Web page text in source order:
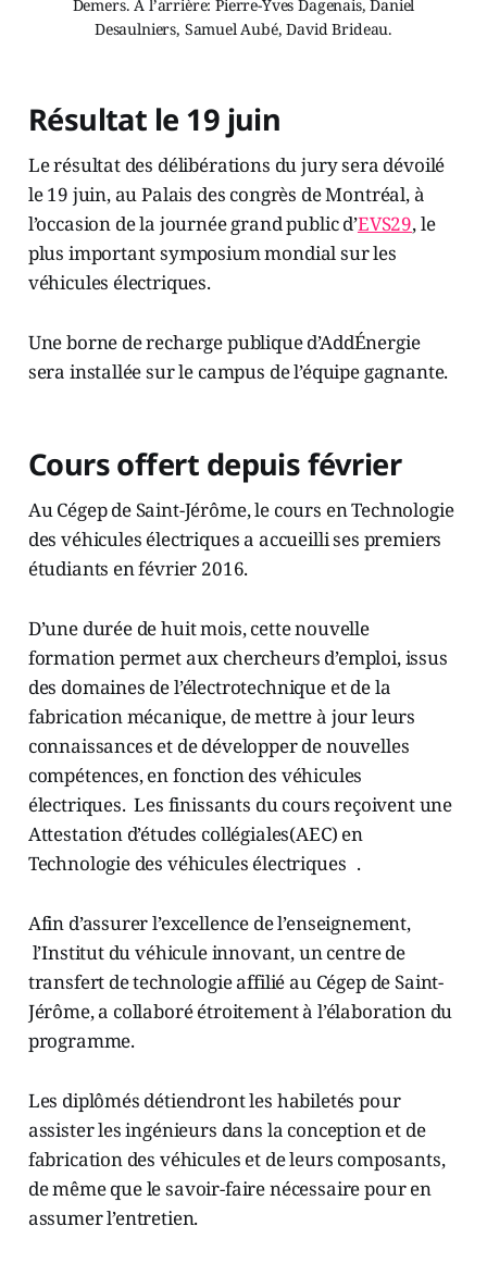
Demers. À l’arrière: Pierre-Yves Dagenais, Daniel
Desaulniers, Samuel Aubé, David Brideau.
Résultat le 19 juin
Le résultat des délibérations du jury sera dévoilé
le 19 juin, au Palais des congrès de Montréal, à
l’occasion de la journée grand public d’EVS29, le
plus important symposium mondial sur les
véhicules électriques.
Une borne de recharge publique d’AddÉnergie
sera installée sur le campus de l’équipe gagnante.
Cours offert depuis février
Au Cégep de Saint-Jérôme, le cours en Technologie
des véhicules électriques a accueilli ses premiers
étudiants en février 2016.
D’une durée de huit mois, cette nouvelle
formation permet aux chercheurs d’emploi, issus
des domaines de l’électrotechnique et de la
fabrication mécanique, de mettre à jour leurs
connaissances et de développer de nouvelles
compétences, en fonction des véhicules
électriques. Les finissants du cours reçoivent une
Attestation d’études collégiales(AEC) en
Technologie des véhicules électriques .
Afin d’assurer l’excellence de l’enseignement,
l’Institut du véhicule innovant, un centre de
transfert de technologie affilié au Cégep de Saint-
Jérôme, a collaboré étroitement à l’élaboration du
programme.
Les diplômés détiendront les habiletés pour
assister les ingénieurs dans la conception et de
fabrication des véhicules et de leurs composants,
de même que le savoir-faire nécessaire pour en
assumer l’entretien.